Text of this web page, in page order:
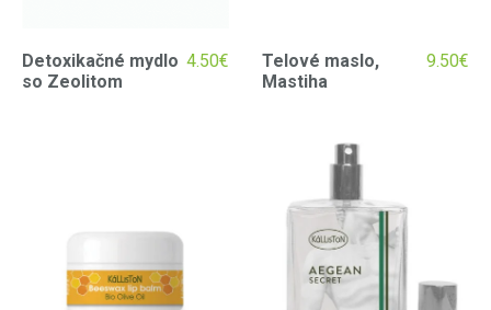
Detoxikačné mydlo
so Zeolitom
4.50€
Telové maslo,
Mastiha
9.50€